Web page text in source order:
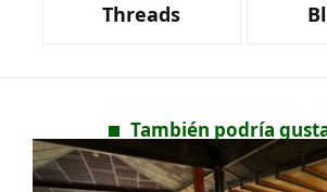
Threads
También podría